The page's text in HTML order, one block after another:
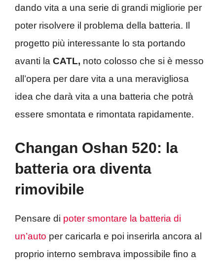
dando vita a una serie di grandi migliorie per
poter risolvere il problema della batteria. Il
progetto più interessante lo sta portando
avanti la CATL, noto colosso che si è messo
all’opera per dare vita a una meravigliosa
idea che darà vita a una batteria che potrà
essere smontata e rimontata rapidamente.
Changan Oshan 520: la
batteria ora diventa
rimovibile
Pensare di poter smontare la batteria di
un’auto per caricarla e poi inserirla ancora al
proprio interno sembrava impossibile fino a